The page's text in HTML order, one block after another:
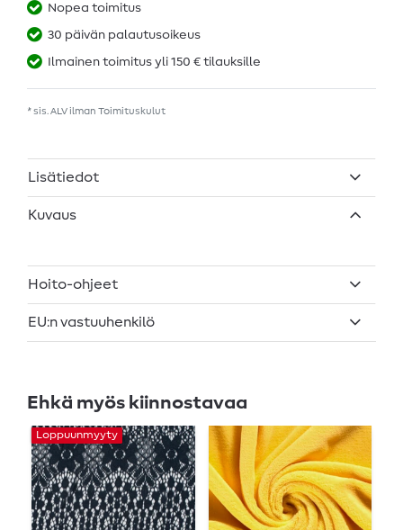
Nopea toimitus
30 päivän palautusoikeus
Ilmainen toimitus yli 150 € tilauksille
* sis. ALV ilman Toimituskulut
Lisätiedot
Kuvaus
Hoito-ohjeet
EU:n vastuuhenkilö
Ehkä myös kiinnostavaa
Loppuunmyyty